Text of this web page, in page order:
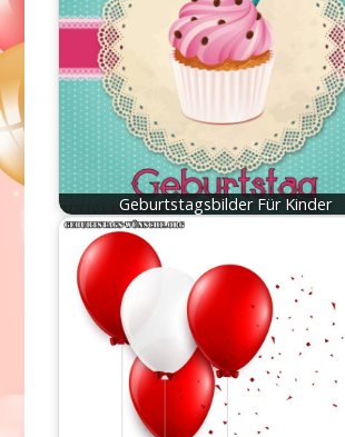
Geburtstagsbilder Für Kinder